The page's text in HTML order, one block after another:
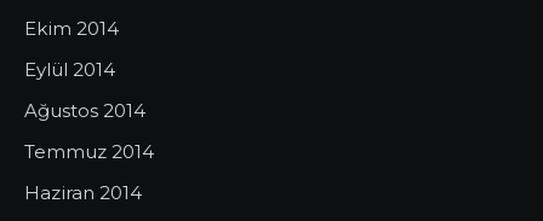
Ekim 2014
Eylül 2014
Ağustos 2014
Temmuz 2014
Haziran 2014